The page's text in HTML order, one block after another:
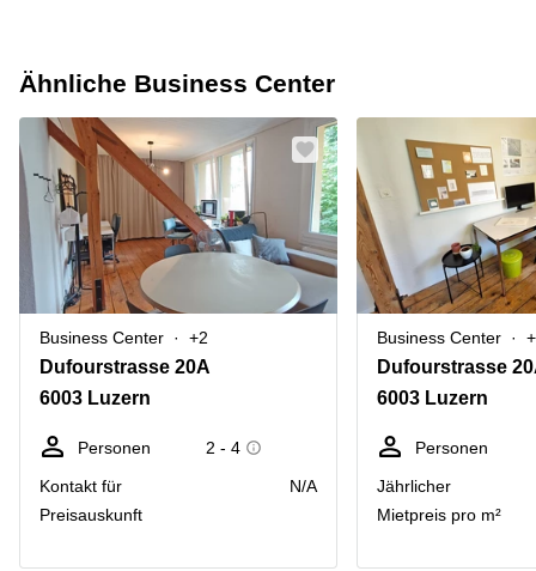
Ähnliche Business Center
Business Center +2
Dufourstrasse 20A
6003 Luzern
Personen
2 - 4
Kontakt für
Preisauskunft
N/A
Business Center
Dufourstrasse
6003 Luzern
Personen
Jährlicher
Mietpreis pro m²